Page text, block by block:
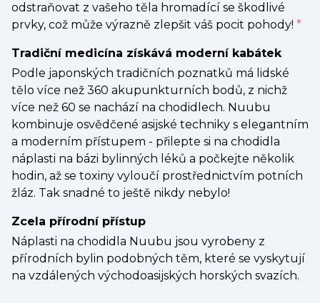
odstraňovat z vašeho těla hromadící se škodlivé
prvky, což může výrazně zlepšit váš pocit pohody! *
Tradiční medicína získává moderní kabátek
Podle japonských tradičních poznatků má lidské
tělo více než 360 akupunkturních bodů, z nichž
více než 60 se nachází na chodidlech. Nuubu
kombinuje osvědčené asijské techniky s elegantním
a moderním přístupem - přilepte si na chodidla
náplasti na bázi bylinných léků a počkejte několik
hodin, až se toxiny vyloučí prostřednictvím potních
žláz. Tak snadné to ještě nikdy nebylo!
Zcela přírodní přístup
Náplasti na chodidla Nuubu jsou vyrobeny z
přírodních bylin podobných těm, které se vyskytují
na vzdálených východoasijských horských svazích.